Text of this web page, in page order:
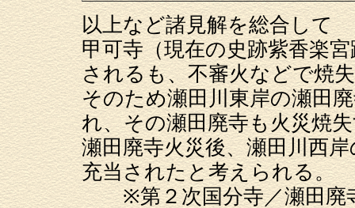
以上など諸見解を総合して
甲可寺（現在の史跡紫香楽
されるも、不審火などで焼
そのため瀬田川東岸の瀬田
れ、その瀬田廃寺も火災焼
瀬田廃寺火災後、瀬田川西
充当されたと考えられる。
※第２次国分寺／瀬田廃寺